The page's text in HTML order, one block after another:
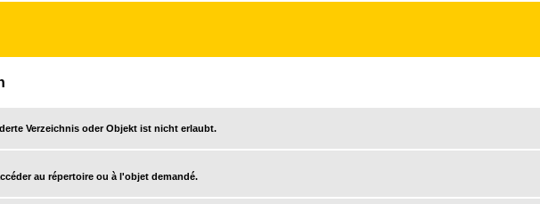
Verzeichnis oder Objekt ist nicht erlaubt.
au répertoire ou à l'objet demandé.